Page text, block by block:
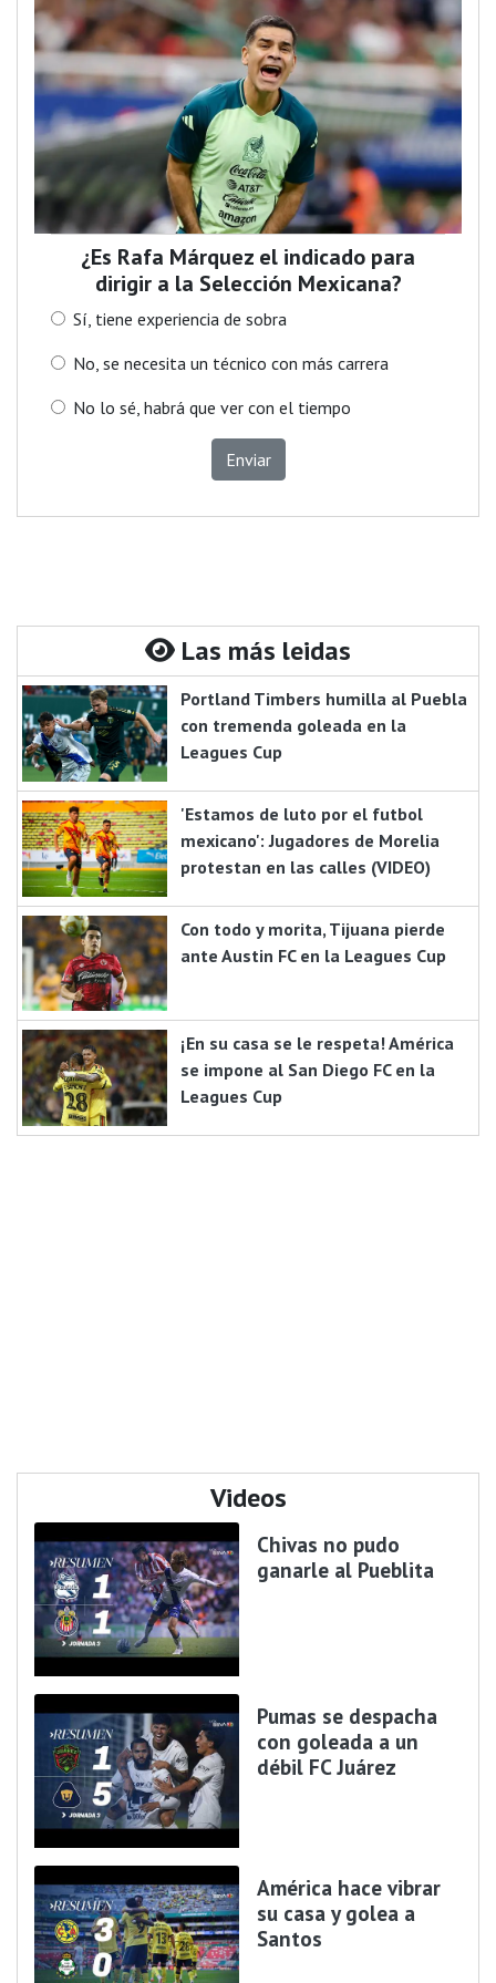
¿Es Rafa Márquez el indicado para
dirigir a la Selección Mexicana?
Sí, tiene experiencia de sobra
No, se necesita un técnico con más carrera
No lo sé, habrá que ver con el tiempo
Enviar
Las más leidas
Portland Timbers humilla al Puebla
con tremenda goleada en la
Leagues Cup
'Estamos de luto por el futbol
mexicano': Jugadores de Morelia
protestan en las calles (VIDEO)
Con todo y morita, Tijuana pierde
ante Austin FC en la Leagues Cup
¡En su casa se le respeta! América
se impone al San Diego FC en la
Leagues Cup
Videos
Chivas no pudo
ganarle al Pueblita
Pumas se despacha
con goleada a un
débil FC Juárez
América hace vibrar
su casa y golea a
Santos